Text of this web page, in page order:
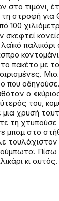
στο τιμόνι,
τη στροφή
100
σκεφτεί
παλικάρι
πακέτο με
που
ο
του,
χρυσή
τη χτυπούσε
μπαμ στο
τουλάχιστον
κι αυτός.